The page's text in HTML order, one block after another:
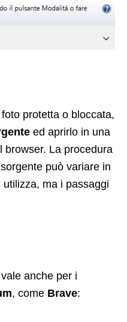
protetta o bloccata,
ed aprirlo in una
browser. La procedura
può variare in
ma i passaggi
vale anche per i
, come Brave: